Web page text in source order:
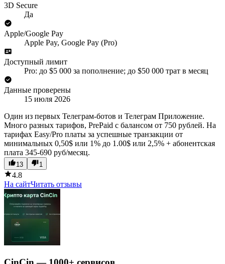
3D Secure
Да
Apple/Google Pay
Apple Pay, Google Pay (Pro)
Доступный лимит
Pro: до $5 000 за пополнение; до $50 000 трат в месяц
Данные проверены
15 июля 2026
Один из первых Телеграм-ботов и Телеграм Приложение.
Много разных тарифов, PrePaid c балансом от 750 рублей. На
тарифах Easy/Pro платы за успешные транзакции от
минимальных 0,50$ или 1% до 1.00$ или 2,5% + абонентская
плата 345-690 руб/месяц.
13 1
4.8
На сайтЧитать отзывы